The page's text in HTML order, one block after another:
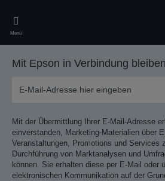
main
content
Menü
Mit Epson in Verbindung bleiben
Mit der Übermittlung Ihrer E-Mail-Adresse
einverstanden, Marketing-Materialien über
Veranstaltungen, Promotions und Services
Durchführung von Marktanalysen und
können. Sie erhalten diese per E-Mail oder
elektronischen Kommunikation auf der